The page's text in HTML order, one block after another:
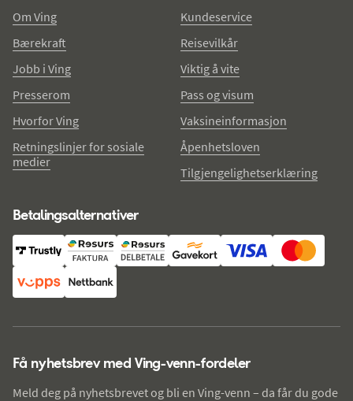
Om Ving
Bærekraft
Jobb i Ving
Presserom
Hvorfor Ving
Retningslinjer for sosiale
medier
Kundeservice
Reisevilkår
Viktig å vite
Pass og visum
Vaksineinformasjon
Åpenhetsloven
Tilgjengelighetserklæring
Betalingsalternativer
Få nyhetsbrev med Ving-venn-fordeler
Meld deg på nyhetsbrevet og bli en Ving-venn – da får du gode